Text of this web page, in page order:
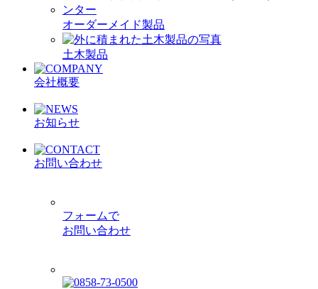
オーダーメイド製品
土木製品
会社概要
お知らせ
お問い合わせ
フォームで
お問い合わせ